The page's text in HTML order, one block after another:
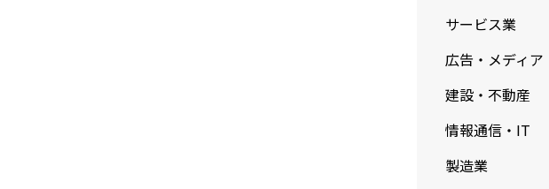
サービス業
広告・メディア
建設・不動産
情報通信・IT
製造業